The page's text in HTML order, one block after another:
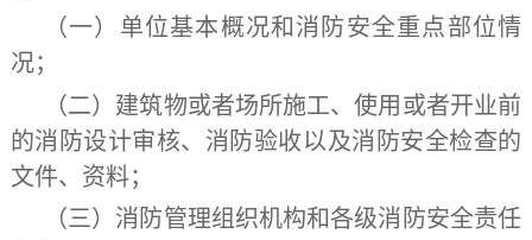
（一）单位基本概况和消防安全重点部位情
况；
（二）建筑物或者场所施工、使用或者开业前
的消防设计审核、消防验收以及消防安全检查的
文件、资料；
（三）消防管理组织机构和各级消防安全责任